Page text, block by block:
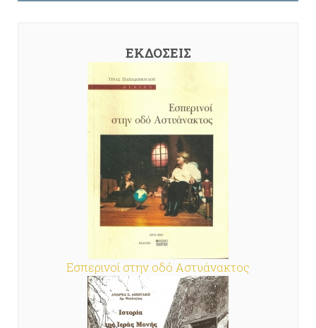
ΕΚΔΌΣΕΙΣ
Εσπερινοί στην οδό Αστυάνακτος